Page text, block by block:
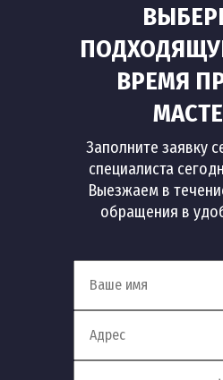
ВРЕМЯ
Заполните заявку
специалиста
Выезжаем в
обращения в